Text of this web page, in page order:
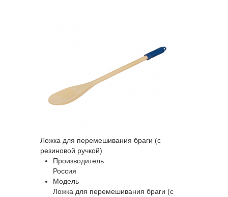
Ложка для перемешивания браги (с
резиновой ручкой)
Производитель
Россия
Модель
Ложка для перемешивания браги (с